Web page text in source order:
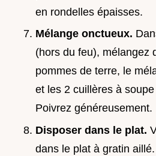
en rondelles épaisses.
Mélange onctueux.
(hors du feu), mélangez
pommes de terre, le
et les 2 cuillères à
Poivrez généreusement.
Disposer dans le plat.
dans le plat à gratin aillé.